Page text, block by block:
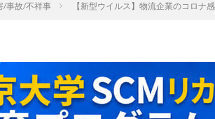
/事故/不祥事 【新型ウイルス】物流企業のコロナ